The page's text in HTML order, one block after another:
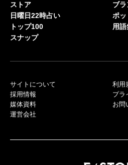
ストア
日曜日22時占い
トップ100
スナップ
ブ
ポッ
用語
サイトについて
採用情報
媒体資料
運営会社
利用
プラ
お問